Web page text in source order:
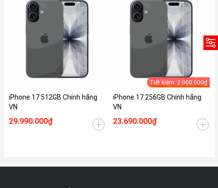
iPhone 17 512GB Chính hãng
VN
29.990.000₫
Tiết kiệm: 2.000.000₫
iPhone 17 256GB Chính hãng
VN
23.690.000₫